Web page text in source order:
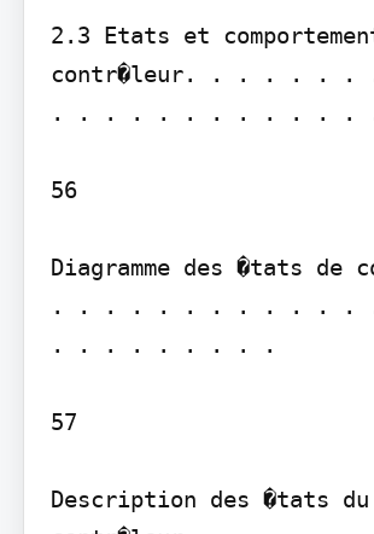
2.3 Etats et
contr�leur. . . . . .
. . . . . . . . . . . .
56
Diagramme des �tats de
. . . . . . . . . . . .
. . . . . . . . .
57
Description des �tats du